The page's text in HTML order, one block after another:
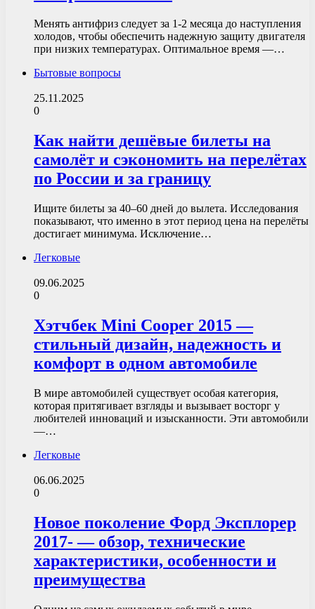
Менять антифриз следует за 1-2 месяца до наступления
холодов, чтобы обеспечить надежную защиту двигателя
при низких температурах. Оптимальное время —…
Бытовые вопросы
25.11.2025
0
Как найти дешёвые билеты на
самолёт и сэкономить на перелётах
по России и за границу
Ищите билеты за 40–60 дней до вылета. Исследования
показывают, что именно в этот период цена на перелёты
достигает минимума. Исключение…
Легковые
09.06.2025
0
Хэтчбек Mini Cooper 2015 —
стильный дизайн, надежность и
комфорт в одном автомобиле
В мире автомобилей существует особая категория,
которая притягивает взгляды и вызывает восторг у
любителей инноваций и изысканности. Эти автомобили
—…
Легковые
06.06.2025
0
Новое поколение Форд Эксплорер
2017- — обзор, технические
характеристики, особенности и
преимущества